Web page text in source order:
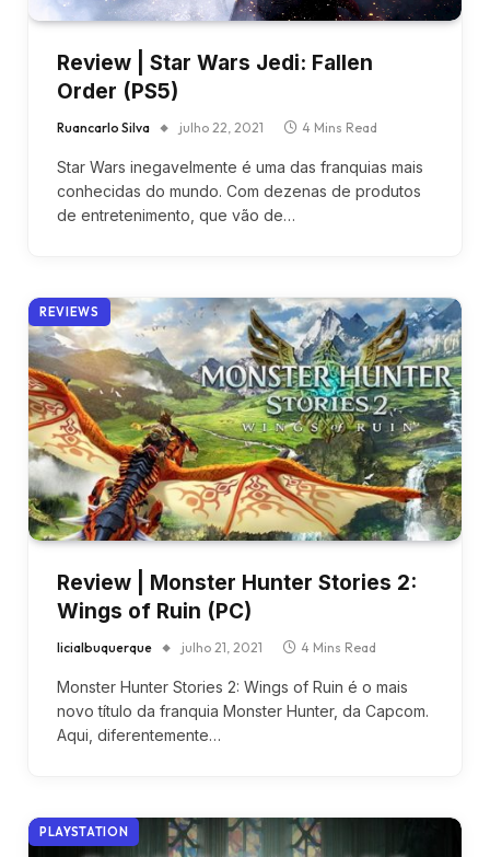
Review | Star Wars Jedi: Fallen
Order (PS5)
Ruancarlo Silva julho 22, 2021 4 Mins Read
Star Wars inegavelmente é uma das franquias mais
conhecidas do mundo. Com dezenas de produtos
de entretenimento, que vão de…
REVIEWS
Review | Monster Hunter Stories 2:
Wings of Ruin (PC)
licialbuquerque julho 21, 2021 4 Mins Read
Monster Hunter Stories 2: Wings of Ruin é o mais
novo título da franquia Monster Hunter, da Capcom.
Aqui, diferentemente…
PLAYSTATION